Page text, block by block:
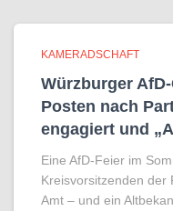
KAMERADSCHAFT
Würzburger
Posten nach
engagiert und
Eine AfD-Feier im
Kreisvorsitzenden der
Amt – und ein